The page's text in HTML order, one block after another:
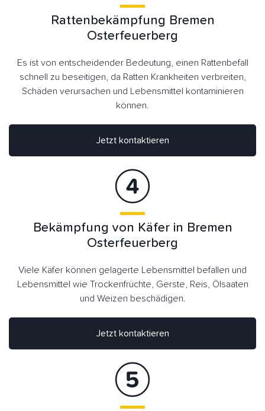
Rattenbekämpfung Bremen
Osterfeuerberg
Es ist von entscheidender Bedeutung, einen Rattenbefall
schnell zu beseitigen, da Ratten Krankheiten verbreiten,
Schäden verursachen und Lebensmittel kontaminieren
können.
Jetzt kontaktieren
Jetzt kontaktieren
Bekämpfung von Käfer in Bremen
Osterfeuerberg
Viele Käfer können gelagerte Lebensmittel befallen und
Lebensmittel wie Trockenfrüchte, Gerste, Reis, Ölsaaten
und Weizen beschädigen.